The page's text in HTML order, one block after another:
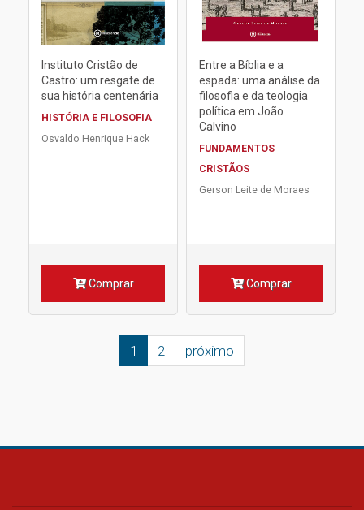
Instituto Cristão de
Castro: um resgate de
sua história centenária
HISTÓRIA E FILOSOFIA
Osvaldo Henrique Hack
Comprar
Entre a Bíblia e a
espada: uma análise da
filosofia e da teologia
política em João
Calvino
FUNDAMENTOS
CRISTÃOS
Gerson Leite de Moraes
Comprar
1 2 próximo